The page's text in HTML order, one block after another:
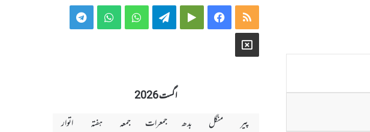
RSS
Facebook
Google
Telegram
WhatsApp
WhatsApp
Telegram
X
اگست 2026
پیر
منگل بدھ جمعرات جمعہ ہفتہ
اتوار